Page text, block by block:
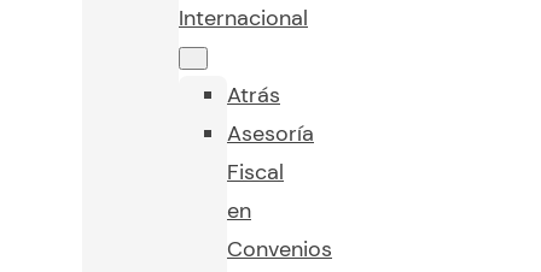
Internacional
Atrás
Asesoría
Fiscal
en
Convenios